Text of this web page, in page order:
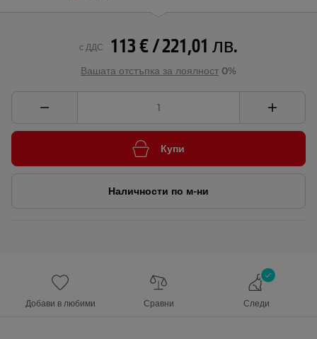
113 € / 221,01 лв.
с ДДС
Вашата отстъпка за лоялност 0%
Купи
Наличности по м-ни
Добави в любими Сравни Следи